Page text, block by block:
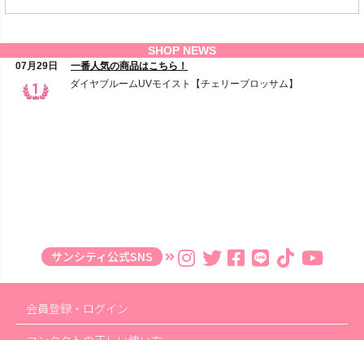
サンシティ公式SNS
会員登録・ログイン